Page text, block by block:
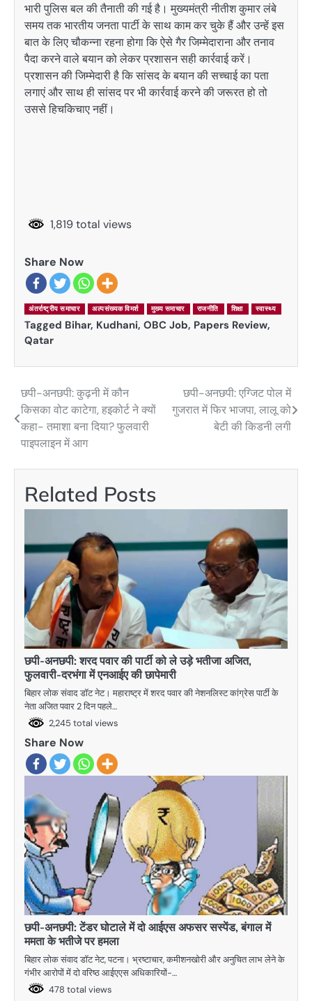
भारी पुलिस बल की तैनाती की गई है। मुख्यमंत्री नीतीश कुमार लंबे
समय तक भारतीय जनता पार्टी के साथ काम कर चुके हैं और उन्हें इस
बात के लिए चौकन्ना रहना होगा कि ऐसे गैर जिम्मेदाराना और तनाव
पैदा करने वाले बयान को लेकर प्रशासन सही कार्रवाई करें।
प्रशासन की जिम्मेदारी है कि सांसद के बयान की सच्चाई का पता
लगाएं और साथ ही सांसद पर भी कार्रवाई करने की जरूरत हो तो
उससे हिचकिचाए नहीं।
1,819 total views
Share Now
अंतर्राष्ट्रीय समाचार अल्पसंख्यक विमर्श मुख्य समाचार राजनीति शिक्षा स्वास्थ्य
Tagged Bihar, Kudhani, OBC Job, Papers Review,
Qatar
Post
navigation
छपी-अनछपी: कुढ़नी में कौन
किसका वोट काटेगा, हइकोर्ट ने क्यों
कहा- तमाशा बना दिया? फुलवारी
पाइपलाइन में आग
छपी-अनछपी: एग्जिट पोल में
गुजरात में फिर भाजपा, लालू को
बेटी की किडनी लगी
Related Posts
छपी-अनछपी: शरद पवार की पार्टी को ले उड़े भतीजा अजित,
फुलवारी-दरभंगा में एनआईए की छापेमारी
बिहार लोक संवाद डॉट नेट। महाराष्ट्र में शरद पवार की नेशनलिस्ट कांग्रेस पार्टी के
नेता अजित पवार 2 दिन पहले…
2,245 total views
Share Now
छपी-अनछपी: टेंडर घोटाले में दो आईएस अफसर सस्पेंड, बंगाल में
ममता के भतीजे पर हमला
बिहार लोक संवाद डॉट नेट, पटना। भ्रष्टाचार, कमीशनखोरी और अनुचित लाभ लेने के
गंभीर आरोपों में दो वरिष्ठ आईएएस अधिकारियों-…
478 total views